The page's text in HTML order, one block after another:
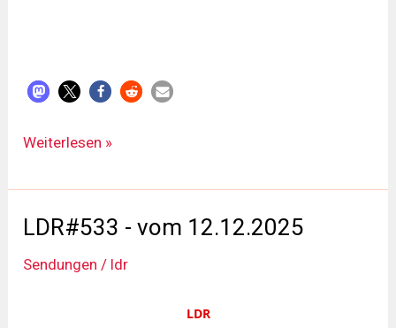
LDR#534
vom
02.01.2026
Weiterlesen »
LDR#533 - vom 12.12.2025
Sendungen / ldr